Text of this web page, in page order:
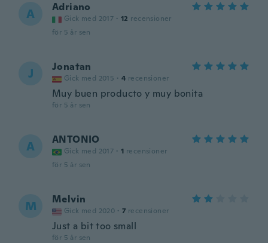
A Adriano
Gick med 2017 · 12 recensioner
för 5 år sen
J Jonatan
Gick med 2015 · 4 recensioner
Muy buen producto y muy bonita
för 5 år sen
A ANTONIO
Gick med 2017 · 1 recensioner
för 5 år sen
M Melvin
Gick med 2020 · 7 recensioner
Just a bit too small
för 5 år sen